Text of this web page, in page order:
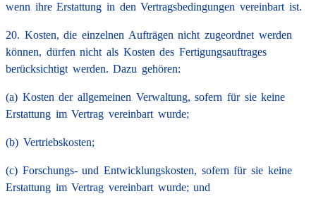
wenn ihre Erstattung in den Vertragsbedingungen vereinbart ist.
20. Kosten, die einzelnen Aufträgen nicht zugeordnet werden
können, dürfen nicht als Kosten des Fertigungsauftrages
berücksichtigt werden. Dazu gehören:
(a) Kosten der allgemeinen Verwaltung, sofern für sie keine
Erstattung im Vertrag vereinbart wurde;
(b) Vertriebskosten;
(c) Forschungs- und Entwicklungskosten, sofern für sie keine
Erstattung im Vertrag vereinbart wurde; und